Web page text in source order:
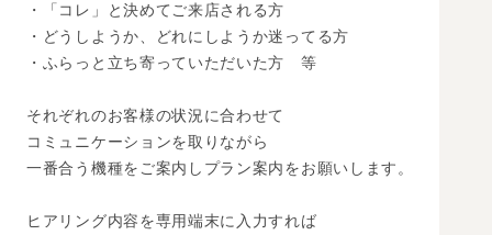
・「コレ」と決めてご来店される方
・どうしようか、どれにしようか迷ってる方
・ふらっと立ち寄っていただいた方　等
それぞれのお客様の状況に合わせて
コミュニケーションを取りながら
一番合う機種をご案内しプラン案内をお願いします。
ヒアリング内容を専用端末に入力すれば